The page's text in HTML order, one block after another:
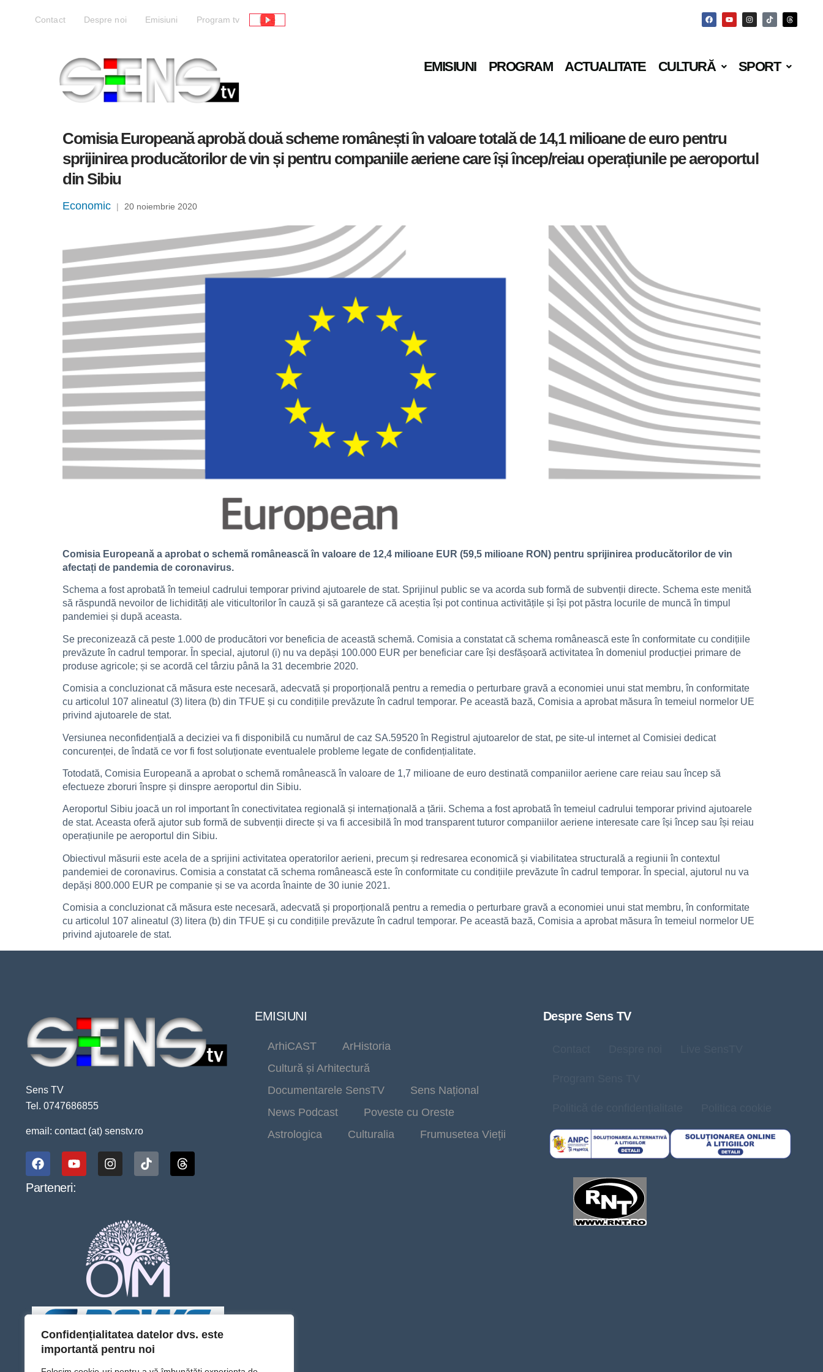
Confidențialitatea datelor dvs. este
importantă pentru noi
Contact Despre noi Emisiuni Program tv Live
EMISIUNI PROGRAM ACTUALITATE CULTURĂ SPORT
Comisia Europeană aprobă două scheme românești în valoare totală de 14,1 milioane de euro pentru
sprijinirea producătorilor de vin și pentru companiile aeriene care își încep/reiau operațiunile pe aeroportul
din Sibiu
Economic | 20 noiembrie 2020
Comisia Europeană a aprobat o schemă românească în valoare de 12,4 milioane EUR (59,5 milioane RON) pentru sprijinirea producătorilor de vin
afectați de pandemia de coronavirus.
Schema a fost aprobată în temeiul cadrului temporar privind ajutoarele de stat. Sprijinul public se va acorda sub formă de subvenții directe. Schema este menită
să răspundă nevoilor de lichidități ale viticultorilor în cauză și să garanteze că aceștia își pot continua activitățile și își pot păstra locurile de muncă în timpul
pandemiei și după aceasta.
Se preconizează că peste 1.000 de producători vor beneficia de această schemă. Comisia a constatat că schema românească este în conformitate cu condițiile
prevăzute în cadrul temporar. În special, ajutorul (i) nu va depăși 100.000 EUR per beneficiar care își desfășoară activitatea în domeniul producției primare de
produse agricole; și se acordă cel târziu până la 31 decembrie 2020.
Comisia a concluzionat că măsura este necesară, adecvată și proporțională pentru a remedia o perturbare gravă a economiei unui stat membru, în conformitate
cu articolul 107 alineatul (3) litera (b) din TFUE și cu condițiile prevăzute în cadrul temporar. Pe această bază, Comisia a aprobat măsura în temeiul normelor UE
privind ajutoarele de stat.
Versiunea neconfidențială a deciziei va fi disponibilă cu numărul de caz SA.59520 în Registrul ajutoarelor de stat, pe site-ul internet al Comisiei dedicat
concurenței, de îndată ce vor fi fost soluționate eventualele probleme legate de confidențialitate.
Totodată, Comisia Europeană a aprobat o schemă românească în valoare de 1,7 milioane de euro destinată companiilor aeriene care reiau sau încep să
efectueze zboruri înspre și dinspre aeroportul din Sibiu.
Aeroportul Sibiu joacă un rol important în conectivitatea regională și internațională a țării. Schema a fost aprobată în temeiul cadrului temporar privind ajutoarele
de stat. Aceasta oferă ajutor sub formă de subvenții directe și va fi accesibilă în mod transparent tuturor companiilor aeriene interesate care își încep sau își reiau
operațiunile pe aeroportul din Sibiu.
Obiectivul măsurii este acela de a sprijini activitatea operatorilor aerieni, precum și redresarea economică și viabilitatea structurală a regiunii în contextul
pandemiei de coronavirus. Comisia a constatat că schema românească este în conformitate cu condițiile prevăzute în cadrul temporar. În special, ajutorul nu va
depăși 800.000 EUR pe companie și se va acorda înainte de 30 iunie 2021.
Comisia a concluzionat că măsura este necesară, adecvată și proporțională pentru a remedia o perturbare gravă a economiei unui stat membru, în conformitate
cu articolul 107 alineatul (3) litera (b) din TFUE și cu condițiile prevăzute în cadrul temporar. Pe această bază, Comisia a aprobat măsura în temeiul normelor UE
privind ajutoarele de stat.
Sens TV
Tel. 0747686855
email: contact (at) senstv.ro
Parteneri:
EMISIUNI
ArhiCAST
ArHistoria
Cultură și Arhitectură
Documentarele SensTV
Sens Național
News Podcast
Poveste cu Oreste
Astrologica
Culturalia Frumusetea Vieții
Despre Sens TV